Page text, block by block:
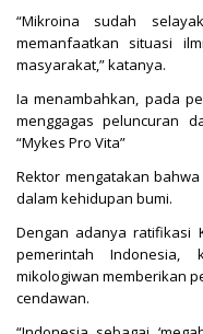
“Mikroina sudah
memanfaatkan situasi
masyarakat,” katanya.
Ia menambahkan, pada
menggagas peluncuran
“Mykes Pro Vita”
Rektor mengatakan
dalam kehidupan bumi.
Dengan adanya ratifikasi
pemerintah
mikologiwan memberikan
cendawan.